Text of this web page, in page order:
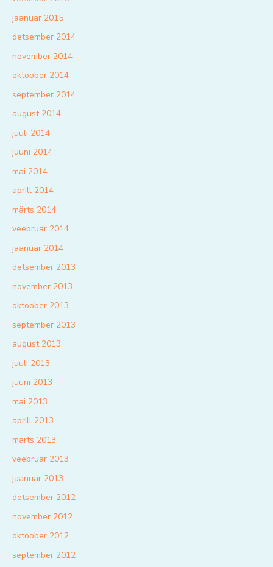
jaanuar 2015
detsember 2014
november 2014
oktoober 2014
september 2014
august 2014
juuli 2014
juuni 2014
mai 2014
aprill 2014
märts 2014
veebruar 2014
jaanuar 2014
detsember 2013
november 2013
oktoober 2013
september 2013
august 2013
juuli 2013
juuni 2013
mai 2013
aprill 2013
märts 2013
veebruar 2013
jaanuar 2013
detsember 2012
november 2012
oktoober 2012
september 2012